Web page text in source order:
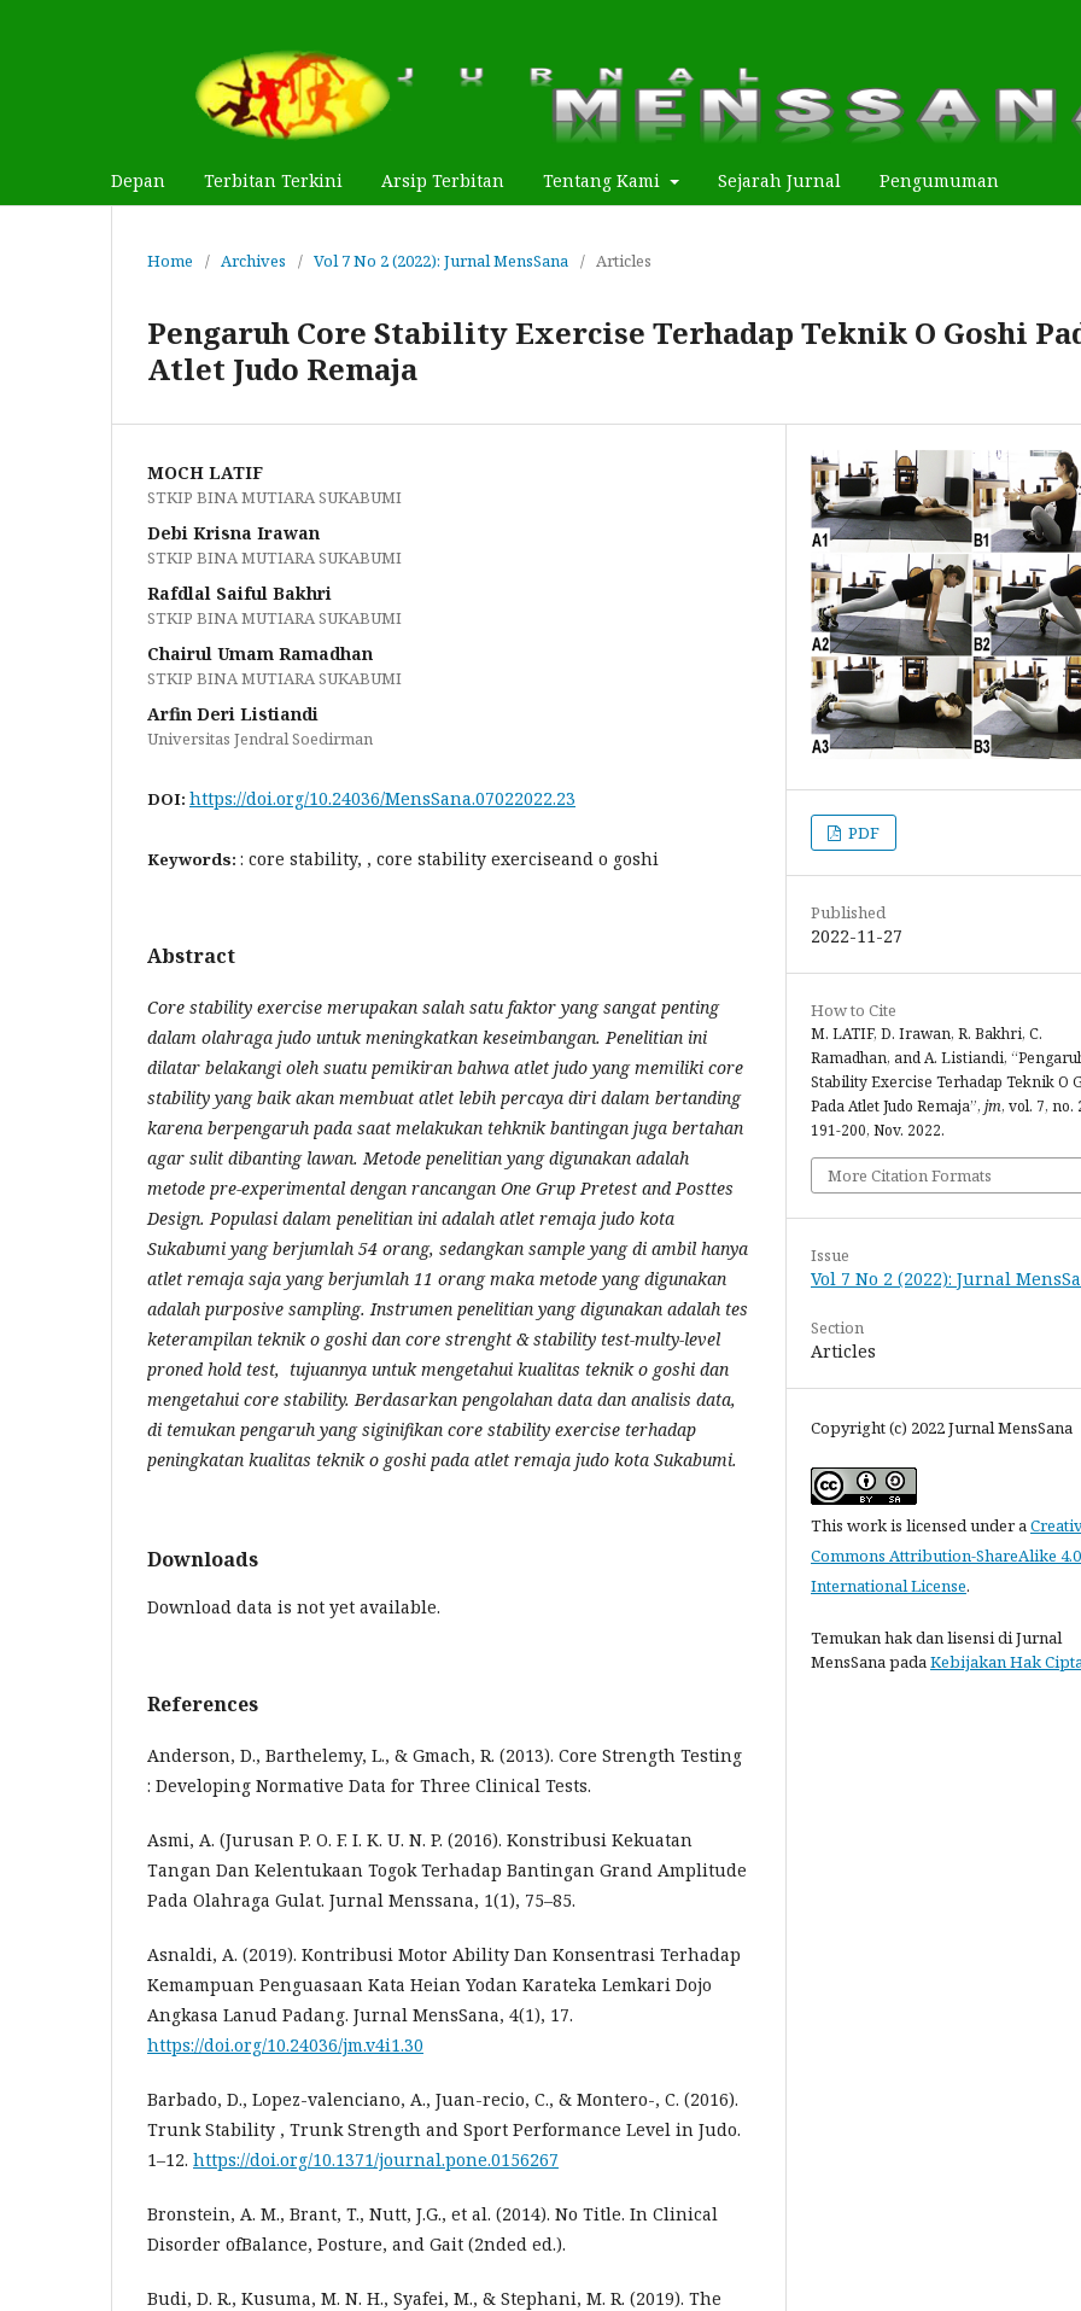
Depan Terbitan Terkini Arsip Terbitan Tentang Kami Sejarah Jurnal Pengumuman
Home / Archives / Vol 7 No 2 (2022): Jurnal MensSana / Articles
Pengaruh Core Stability Exercise Terhadap Teknik O Goshi
Atlet Judo Remaja
MOCH LATIF
STKIP BINA MUTIARA SUKABUMI
Debi Krisna Irawan
STKIP BINA MUTIARA SUKABUMI
Rafdlal Saiful Bakhri
STKIP BINA MUTIARA SUKABUMI
Chairul Umam Ramadhan
STKIP BINA MUTIARA SUKABUMI
Arfin Deri Listiandi
Universitas Jendral Soedirman
DOI: https://doi.org/10.24036/MensSana.07022022.23
Keywords: : core stability, , core stability exerciseand o goshi
Abstract
Core stability exercise merupakan salah satu faktor yang sangat penting
dalam olahraga judo untuk meningkatkan keseimbangan. Penelitian ini
dilatar belakangi oleh suatu pemikiran bahwa atlet judo yang memiliki core
stability yang baik akan membuat atlet lebih percaya diri dalam bertanding
karena berpengaruh pada saat melakukan tehknik bantingan juga bertahan
agar sulit dibanting lawan. Metode penelitian yang digunakan adalah
metode pre-experimental dengan rancangan One Grup Pretest and Posttes
Design. Populasi dalam penelitian ini adalah atlet remaja judo kota
Sukabumi yang berjumlah 54 orang, sedangkan sample yang di ambil hanya
atlet remaja saja yang berjumlah 11 orang maka metode yang digunakan
adalah purposive sampling. Instrumen penelitian yang digunakan adalah tes
keterampilan tekniko goshi dan core strenght & stability test-multy-level
proned hold test, tujuannya untuk mengetahui kualitas tekniko goshi dan
mengetahui core stability. Berdasarkan pengolahan data dan analisis data,
di temukan pengaruh yang siginifikan core stability exercise terhadap
peningkatan kualitas tekniko goshi pada atlet remaja judo kota Sukabumi.
Downloads
Download data is not yet available.
References
Anderson, D., Barthelemy, L., & Gmach, R. (2013). Core Strength Testing
: Developing Normative Data for Three Clinical Tests.
Asmi, A. (Jurusan P. O. F. I. K. U. N. P. (2016). Konstribusi Kekuatan
Tangan Dan Kelentukaan Togok Terhadap Bantingan Grand Amplitude
Pada Olahraga Gulat. Jurnal Menssana, 1(1), 75–85.
Asnaldi, A. (2019). Kontribusi Motor Ability Dan Konsentrasi Terhadap
Kemampuan Penguasaan Kata Heian Yodan Karateka Lemkari Dojo
Angkasa Lanud Padang. Jurnal MensSana, 4(1), 17.
https://doi.org/10.24036/jm.v4i1.30
Barbado, D., Lopez-valenciano, A., Juan-recio, C., & Montero-, C. (2016).
Trunk Stability , Trunk Strength and Sport Performance Level in Judo.
1–12. https://doi.org/10.1371/journal.pone.0156267
Bronstein, A. M., Brant, T., Nutt, J.G., et al. (2014). No Title. In Clinical
Disorder ofBalance, Posture, and Gait (2nded ed.).
Budi, D. R., Kusuma, M. N. H., Syafei, M., & Stephani, M. R. (2019). The
PDF
Published
2022-11-27
How to Cite
M. LATIF, D. Irawan, R. Bakhri, C.
Ramadhan, and A. Listiandi,
Stability Exercise Terhadap Teknik O
Pada Atlet Judo Remaja”, jm, vol. 7, no.
191-200, Nov. 2022.
More Citation Formats
Issue
Vol 7 No 2 (2022): Jurnal
Section
Articles
Copyright (c) 2022 Jurnal MensSana
This work is licensed under a
Commons Attribution-ShareAlike 4.0
International License.
Temukan hak dan lisensi di Jurnal
MensSana pada Kebijakan Hak